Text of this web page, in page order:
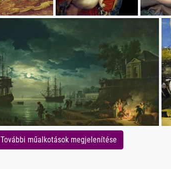
További műalkotások megjelenítése